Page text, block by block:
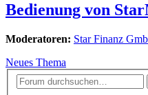
Bedienung von
Moderatoren: Star Finanz
Neues Thema